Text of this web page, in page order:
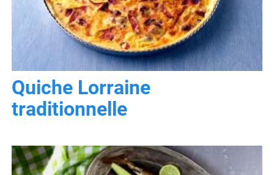
Quiche Lorraine
traditionnelle